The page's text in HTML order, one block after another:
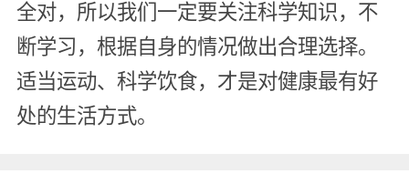
全对，所以我们一定要关注科学知识，不
断学习，根据自身的情况做出合理选择。
适当运动、科学饮食，才是对健康最有好
处的生活方式。